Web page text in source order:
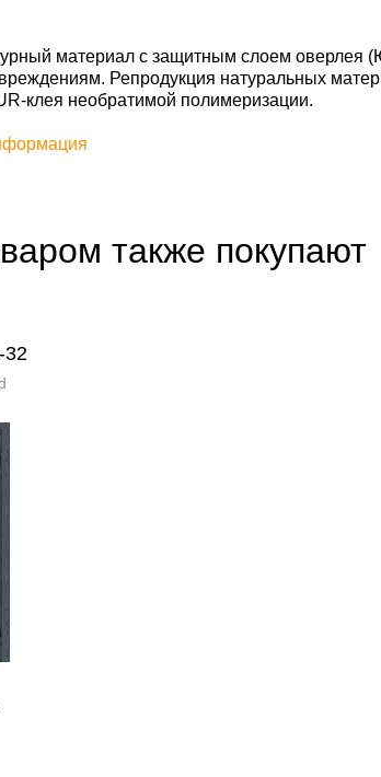
материал с защитным слоем оверлея
Репродукция натуральных
клея необратимой полимеризации.
также покупают
32